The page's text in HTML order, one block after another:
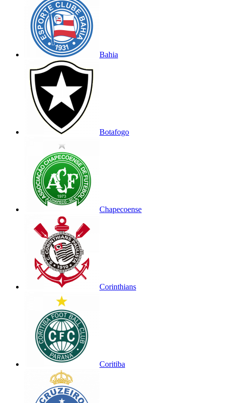
Bahia
Botafogo
Chapecoense
Corinthians
Coritiba